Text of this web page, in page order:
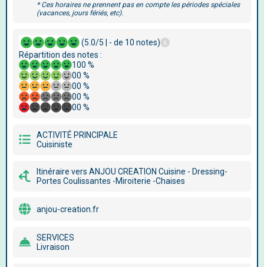
* Ces horaires ne prennent pas en compte les périodes spéciales
(vacances, jours fériés, etc).
(5.0/5 | - de 10 notes)
Répartition des notes :
100 %
00 %
00 %
00 %
00 %
ACTIVITÉ PRINCIPALE
Cuisiniste
Itinéraire vers ANJOU CREATION Cuisine - Dressing-
Portes Coulissantes -Miroiterie -Chaises
anjou-creation.fr
SERVICES
Livraison